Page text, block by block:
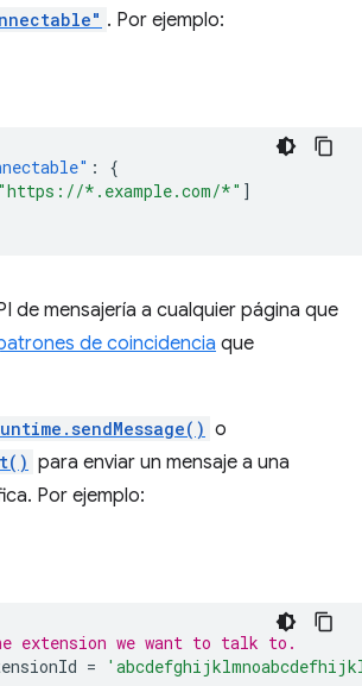
. Por ejemplo:
:
{
"https://*.example.com/*" ]
de mensajería a cualquier página que
de coincidencia que
o
para enviar un mensaje a una
Por ejemplo:
extension we want to talk to.
=